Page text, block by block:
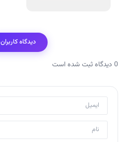
دیدگاه کاربران
0 دیدگاه ثبت شده است